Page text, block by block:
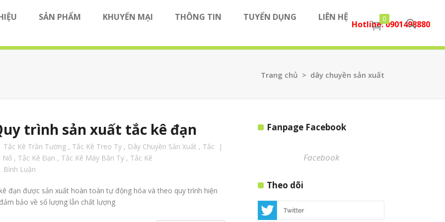
SẢN PHẨM
TOUA
Máy khoan dây điện
Loại 2 tia
Loại 5 tia
KHUYẾN MẠI THÔNG TIN
Tư vấn thiết bị công trình Nhà đầu tư
Đại lý - Nhà phân phối
TUYỂN DỤNG LIÊN HỆ 0
Hotline:0901498880
Linh kiện cho máy bắn Ty
Trang chủ > dây chuyền sản xuất
trình sản xuất tắc kê đạn
Tắc Kê Trần Tường , Tắc Kê Treo Ty , Dây Chuyền Sản Xuất , Tắc
Nổ , Tắc Kê Đạn , Tắc Kê Máy Bắn Ty , Tắc Kê
Bình Luận
đạn được sản xuất hoàn toàn tự động hóa và theo quy trình hiện
bảo về số lượng lẫn chất lượng
Fanpage Facebook
Facebook
Theo dõi